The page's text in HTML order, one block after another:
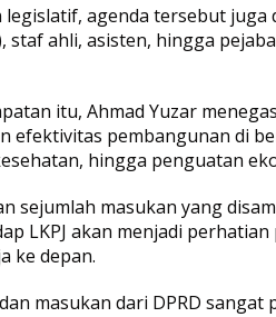
2
0
2
legislatif, agenda tersebut
staf ahli, asisten, hingga
itu, Ahmad Yuzar
efektivitas pembangunan di
hingga penguatan
sejumlah masukan yang
LKPJ akan menjadi
ke depan.
masukan dari DPRD